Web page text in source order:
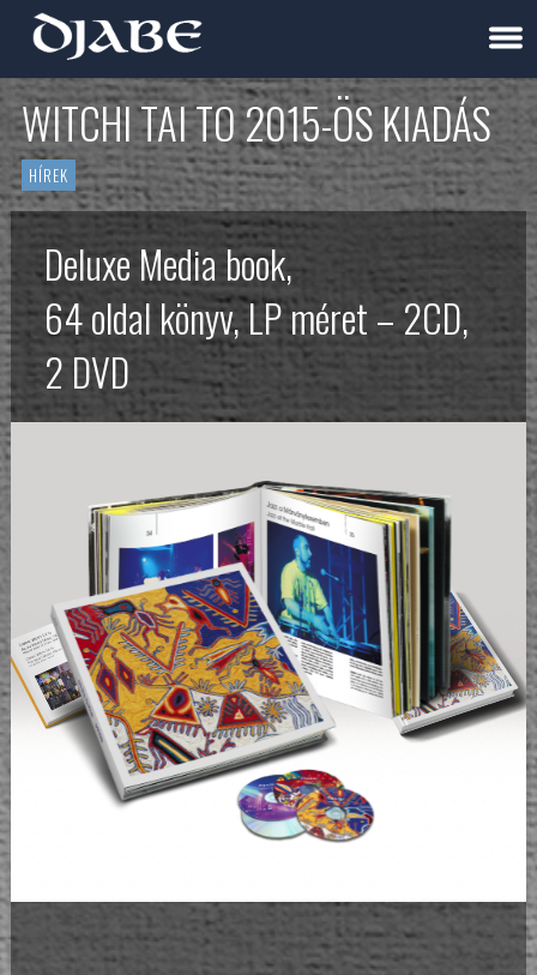
WITCHI TAI TO 2015-ÖS KIADÁS
HÍREK
Deluxe Media book,
64 oldal könyv, LP méret – 2CD,
2 DVD